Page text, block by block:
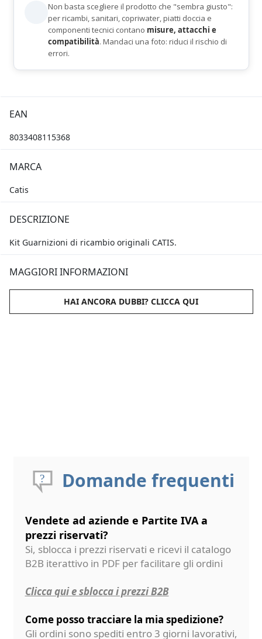
Non basta scegliere il prodotto che "sembra giusto":
per ricambi, sanitari, copriwater, piatti doccia e
componenti tecnici contano misure, attacchi e
compatibilità. Mandaci una foto: riduci il rischio di
errori.
EAN
8033408115368
MARCA
Catis
DESCRIZIONE
Kit Guarnizioni di ricambio originali CATIS.
MAGGIORI INFORMAZIONI
HAI ANCORA DUBBI? CLICCA QUI
Domande frequenti
Vendete ad aziende e Partite IVA a
prezzi riservati?
Si, sblocca i prezzi riservati e ricevi il catalogo
B2B iterattivo in PDF per facilitare gli ordini
Clicca qui e sblocca i prezzi B2B
Come posso tracciare la mia spedizione?
Gli ordini sono spediti entro 3 giorni lavorativi,